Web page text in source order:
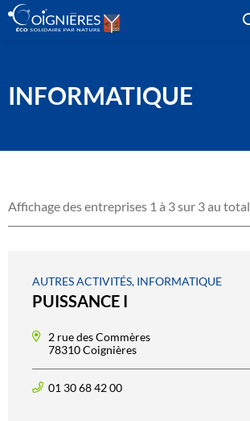
INFORMATIQUE
Affichage des entreprises 1 à 3 sur 3 au total
AUTRES ACTIVITÉS, INFORMATIQUE
PUISSANCE I
2 rue des Commères
78310 Coignières
01 30 68 42 00